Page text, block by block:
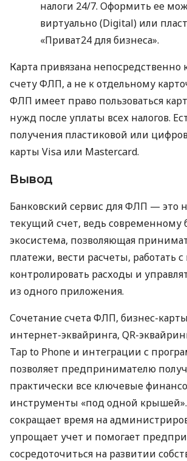
налоги 24/7. Оформить ее
виртуально (Digital) или
«Приват24 для бизнеса».
Карта привязана непосредственно
счету ФЛП, а не к отдельному
ФЛП имеет право пользоваться
нужд после уплаты всех налогов.
получения пластиковой или
карты Visa или Mastercard.
Вывод
Банковский сервис для ФЛП — это
текущий счет, ведь современному
экосистема, позволяющая
платежи, вести расчеты, работать с
контролировать расходы и
из одного приложения.
Сочетание счета ФЛП, бизнес-
интернет-эквайринга, QR-
Tap to Phone и интеграции с
позволяет предпринимателю
практически все ключевые
инструменты «под одной
сокращает время на
упрощает учет и помогает
сосредоточиться на развитии